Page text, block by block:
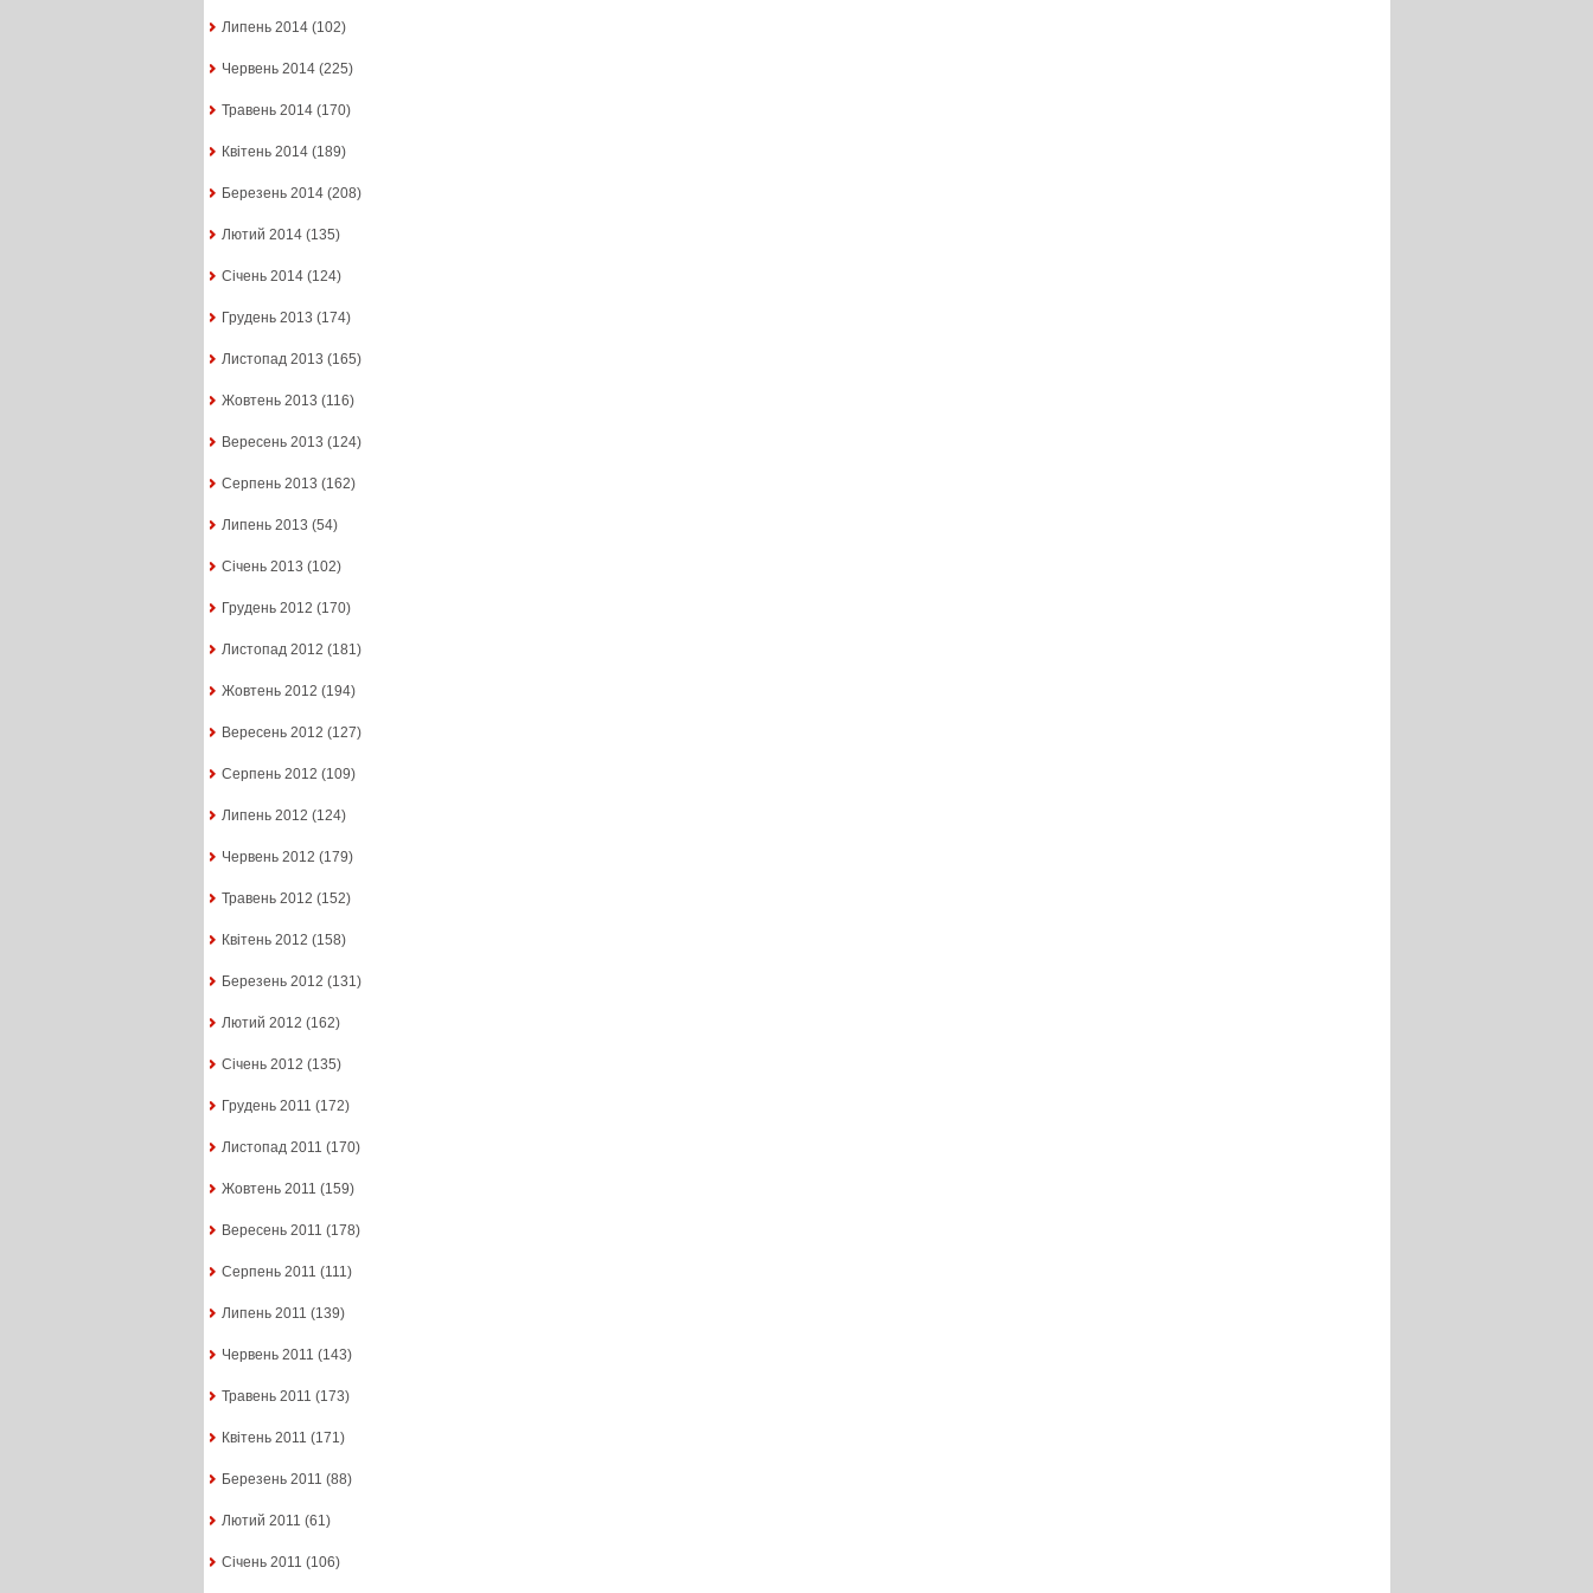
Липень 2014(102)
Червень 2014(225)
Травень 2014(170)
Квітень 2014(189)
Березень 2014(208)
Лютий 2014(135)
Січень 2014(124)
Грудень 2013 (174)
Листопад 2013 (165)
Жовтень 2013 (116)
Вересень 2013 (124)
Серпень 2013 (162)
Липень 2013 (54)
Січень 2013 (102)
Грудень 2012 (170)
Листопад 2012 (181)
Жовтень 2012 (194)
Вересень 2012 (127)
Серпень 2012 (109)
Липень 2012 (124)
Червень 2012 (179)
Травень 2012 (152)
Квітень 2012 (158)
Березень 2012 (131)
Лютий 2012 (162)
Січень 2012 (135)
Грудень 2011 (172)
Листопад 2011 (170)
Жовтень 2011 (159)
Вересень 2011 (178)
Серпень 2011 (111)
Липень 2011 (139)
Червень 2011 (143)
Травень 2011 (173)
Квітень 2011 (171)
Березень 2011 (88)
Лютий 2011 (61)
Січень 2011 (106)